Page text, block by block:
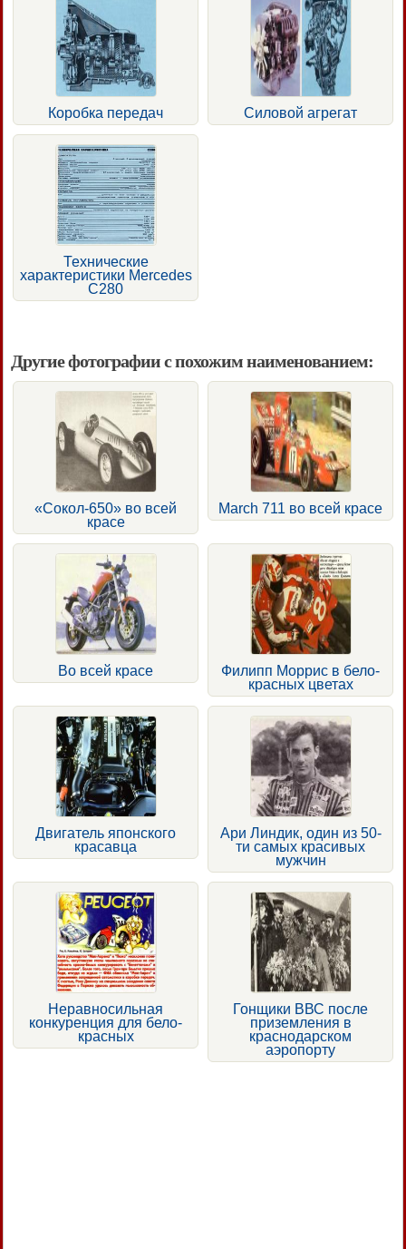
Коробка передач Силовой агрегат
Технические
характеристики Mercedes
C280
Другие фотографии с похожим наименованием:
«Сокол-650» во всей
красе
March 711 во всей красе
Во всей красе
Филипп Моррис в бело-
красных цветах
Двигатель японского
красавца
Ари Линдик, один из 50-
ти самых красивых
мужчин
Неравносильная
конкуренция для бело-
красных
Гонщики ВВС после
приземления в
краснодарском
аэропорту